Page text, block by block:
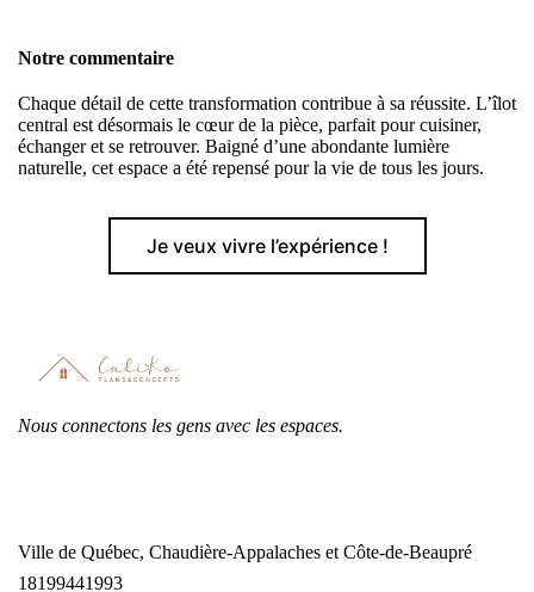
Notre commentaire
Chaque détail de cette transformation contribue à sa réussite. L’îlot
central est désormais le cœur de la pièce, parfait pour cuisiner,
échanger et se retrouver. Baigné d’une abondante lumière
naturelle, cet espace a été repensé pour la vie de tous les jours.
Je veux vivre l’expérience !
Nous connectons les gens avec les espaces.
Ville de Québec, Chaudière-Appalaches et Côte-de-Beaupré
18199441993